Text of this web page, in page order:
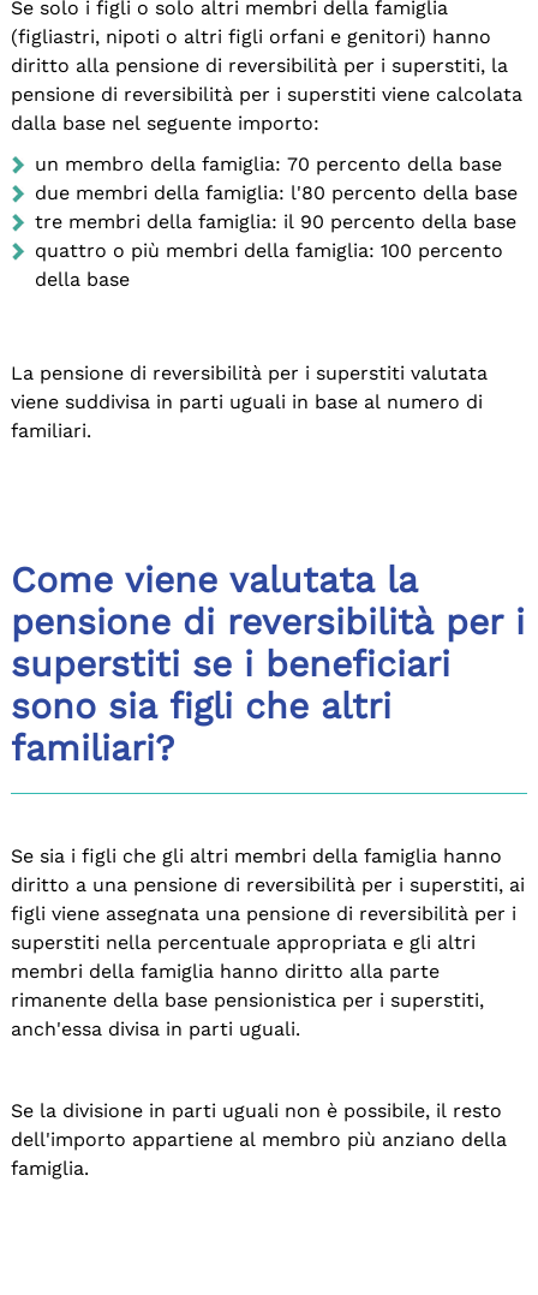
Se solo i figli o solo altri membri della famiglia
(figliastri, nipoti o altri figli orfani e genitori) hanno
diritto alla pensione di reversibilità per i superstiti, la
pensione di reversibilità per i superstiti viene calcolata
dalla base nel seguente importo:
un membro della famiglia: 70 percento della base
due membri della famiglia: l'80 percento della base
tre membri della famiglia: il 90 percento della base
quattro o più membri della famiglia: 100 percento
della base
La pensione di reversibilità per i superstiti valutata
viene suddivisa in parti uguali in base al numero di
familiari.
Come viene valutata la
pensione di reversibilità per i
superstiti se i beneficiari
sono sia figli che altri
familiari?
Se sia i figli che gli altri membri della famiglia hanno
diritto a una pensione di reversibilità per i superstiti, ai
figli viene assegnata una pensione di reversibilità per i
superstiti nella percentuale appropriata e gli altri
membri della famiglia hanno diritto alla parte
rimanente della base pensionistica per i superstiti,
anch'essa divisa in parti uguali.
Se la divisione in parti uguali non è possibile, il resto
dell'importo appartiene al membro più anziano della
famiglia.